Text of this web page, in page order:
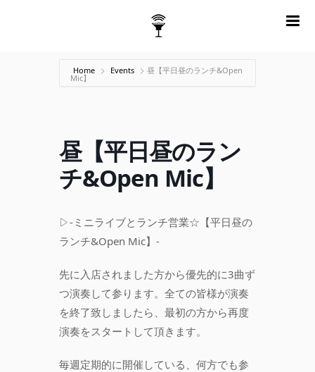
Home Events 昼【平日昼のランチ&Open
Mic】
昼【平日昼のラン
チ&Open Mic】
▷-ミニライブとランチ営業☆【平日昼の
ランチ&Open Mic】-
先に入店されました方から優先的に3曲ず
つ演奏して参ります。全ての皆様が演奏
を終了致しましたら、最初の方から再度
演奏をスタートして頂きます。
毎週定期的に開催している、何方でも参